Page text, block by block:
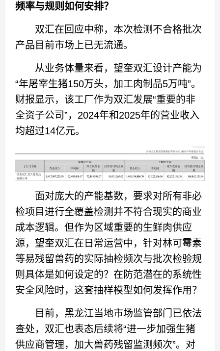
频率与规则如何安排？
双汇在回应中称，本次检测不合格批次
产品目前市场上已无流通。
从业务体量来看，望奎双汇设计产能为
“年屠宰生猪150万头，加工肉制品5万吨”。
财报显示，该工厂作为双汇发展“重要的非
全资子公司”，2024年和2025年的营业收入
均超过14亿元。
面对庞大的产能基数，要求对所有非必
检项目进行全覆盖检测并不符合现实的商业
成本逻辑。但作为区域重要的生鲜肉供应
源，望奎双汇在日常运营中，针对林可霉素
等易残留兽药的实际抽检频次与批次检验规
则具体是如何设定的？在防范潜在的系统性
安全风险时，这套抽样模型如何发挥作用？
目前，黑龙江当地市场监管部门已依法
查处，双汇也表态后续将“进一步加强生猪
供应商管理，加大兽药残留监测频次”。对